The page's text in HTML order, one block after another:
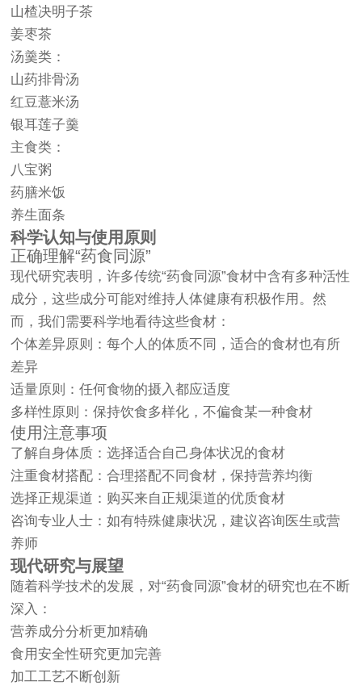
山楂决明子茶
姜枣茶
汤羹类：
山药排骨汤
红豆薏米汤
银耳莲子羹
主食类：
八宝粥
药膳米饭
养生面条
科学认知与使用原则
正确理解“药食同源”
现代研究表明，许多传统“药食同源”食材中含有多种活性
成分，这些成分可能对维持人体健康有积极作用。然
而，我们需要科学地看待这些食材：
个体差异原则：每个人的体质不同，适合的食材也有所
差异
适量原则：任何食物的摄入都应适度
多样性原则：保持饮食多样化，不偏食某一种食材
使用注意事项
了解自身体质：选择适合自己身体状况的食材
注重食材搭配：合理搭配不同食材，保持营养均衡
选择正规渠道：购买来自正规渠道的优质食材
咨询专业人士：如有特殊健康状况，建议咨询医生或营
养师
现代研究与展望
随着科学技术的发展，对“药食同源”食材的研究也在不断
深入：
营养成分分析更加精确
食用安全性研究更加完善
加工工艺不断创新